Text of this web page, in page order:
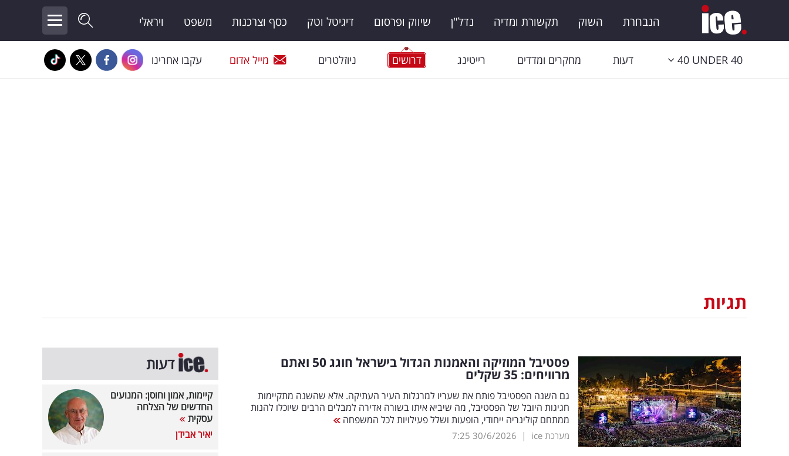
הנבחרת השוק תקשורת ומדיה נדל"ן שיווק ופרסום דיגיטל וטק כסף וצרכנות משפט ויראלי
40 UNDER 40 דעות מחקרים ומדדים רייטינג דרושים ניוזלטרים מייל אדום עקבו אחרינו
תגיות
פסטיבל המוזיקה והאמנות הגדול בישראל חוגג 50 ואתם
מרוויחים: 35 שקלים
גם השנה הפסטיבל פותח את שעריו למרגלות העיר העתיקה. אלא שהשנה מתקיימות
חגיגות היובל של הפסטיבל, מה שיביא איתו בשורה אדירה למבלים הרבים שיוכלו להנות
ממתחם קולינריה ייחודי, הופעות ושלל פעילויות לכל המשפחה
מערכת ice |
30/6/2026
7:25
דעות
קיימות, אמון וחוסן: המנועים
החדשים של הצלחה
עסקית
יאיר אבידן